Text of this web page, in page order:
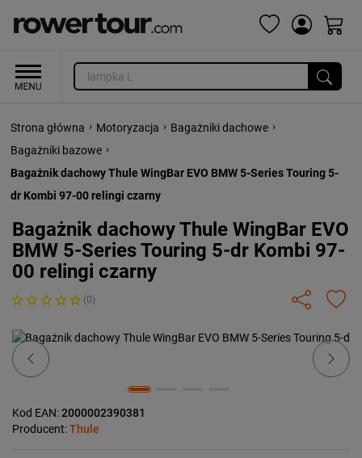
Strona główna › Motoryzacja › Bagażniki dachowe ›
Bagażniki bazowe ›
Bagażnik dachowy Thule WingBar EVO BMW 5-Series Touring 5-
dr Kombi 97-00 relingi czarny
Bagażnik dachowy Thule WingBar EVO
BMW 5-Series Touring 5-dr Kombi 97-
00 relingi czarny
(0)
Previous Next
Kod EAN:2000002390381
Producent:Thule